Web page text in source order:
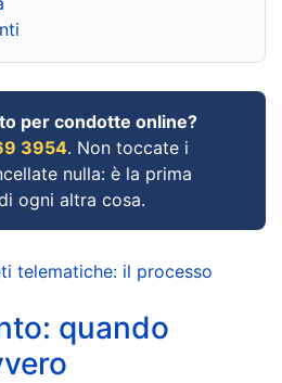
per condotte online?
3954. Non toccate i
nulla: è la prima
ogni altra cosa.
telematiche: il processo
quando